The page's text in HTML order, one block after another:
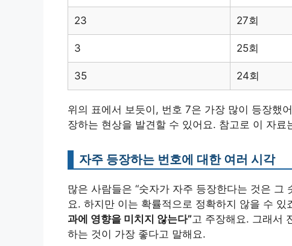
23 27회
3 25회
35 24회
위의 표에서 보듯이, 번호 7은 가장 많이 등장했
장하는 현상을 발견할 수 있어요. 참고로 이 자료
자주 등장하는 번호에 대한 여러 시각
많은 사람들은 “숫자가 자주 등장한다는 것은 그
요. 하지만 이는 확률적으로 정확하지 않을 수 있
과에 영향을 미치지 않는다”고 주장해요. 그래서
하는 것이 가장 좋다고 말해요.